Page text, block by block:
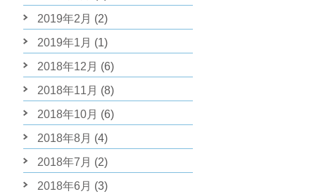
2019年2月 (2)
2019年1月 (1)
2018年12月 (6)
2018年11月 (8)
2018年10月 (6)
2018年8月 (4)
2018年7月 (2)
2018年6月 (3)